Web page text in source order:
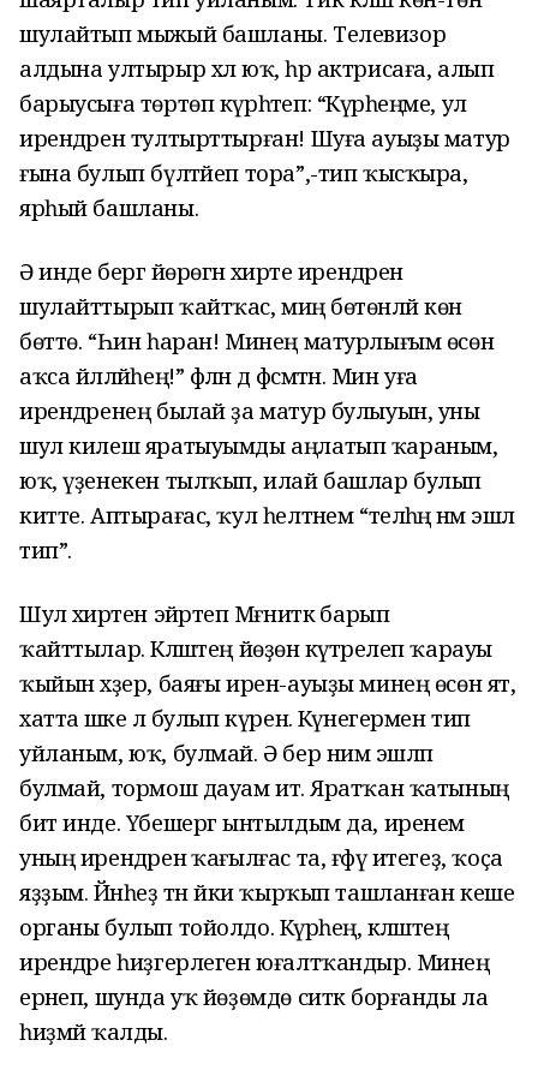
шулайтып мыжый башланы. Телевизор
алдына ултырыр хәл юҡ, һәр актрисаға, алып
барыусыға төртөп күрһәтеп: “Күрәһеңме, ул
ирендәрен тултырттырған! Шуға ауыҙы матур
ғына булып бүлтәйеп тора”,-тип ҡысҡыра,
ярһый башланы.
Ә инде бергә йөрөгән әхирәте ирендәрен
шулайттырып ҡайтҡас, миңә бөтөнләй көн
бөттө. “Һин һаран! Минең матурлығым өсөн
аҡса йәлләйһең!” фәлән дә фәсмәтән. Мин уға
ирендәренең былай ҙа матур булыуын, уны
шул килеш яратыуымды аңлатып ҡараным,
юҡ, үҙенекен тылҡып, илай башлар булып
китте. Аптырағас, ҡул һелтәнем “теләһәң нәмә эшлә
тип”.
Шул әхирәтен эйәртеп Мәғниткә барып
ҡайттылар. Кәләштең йөҙөнә күтәрелеп ҡарауы
ҡыйын хәҙер, баяғы ирен-ауыҙы минең өсөн ят,
хатта әшәке лә булып күренә. Күнегермен тип
уйланым, юҡ, булмай. Ә бер нимә эшләп
булмай, тормош дауам итә. Яратҡан ҡатының
бит инде. Үбешергә ынтылдым да, иренем
уның ирендәренә ҡағылғас та, ғәфү итегеҙ, ҡоҫа
яҙҙым. Йәнһеҙ тән йәки ҡырҡып ташланған кеше
органы булып тойолдо. Күрәһең, кәләштең
ирендәре һиҙгерлеген юғалтҡандыр. Минең
ерәнеп, шунда уҡ йөҙөмдө ситкә борғанды ла
һиҙмәй ҡалды.